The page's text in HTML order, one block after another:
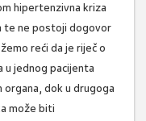
hipertenzivna kriza
te ne postoji dogovor
reći da je riječ o
jednog pacijenta
dok u drugoga
može biti